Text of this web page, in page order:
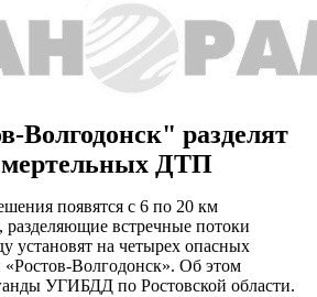
Волгодонск" разделят
ДТП
появятся с 6 по 20 км
разделяющие встречные потоки
установят на четырех опасных
«Ростов-Волгодонск». Об этом
УГИБДД по Ростовской области.